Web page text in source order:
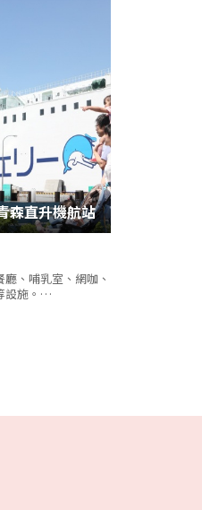
森直升機航站
、哺乳室、網咖、
設施。…